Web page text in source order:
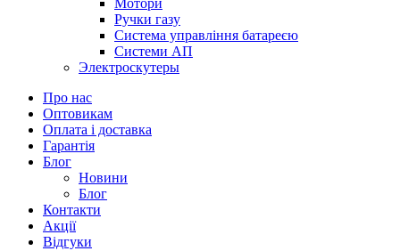
Мотори
Ручки газу
Система управління батареєю
Системи АП
Электроскутеры
Про нас
Оптовикам
Оплата і доставка
Гарантія
Блог
Новини
Блог
Контакти
Акції
Відгуки